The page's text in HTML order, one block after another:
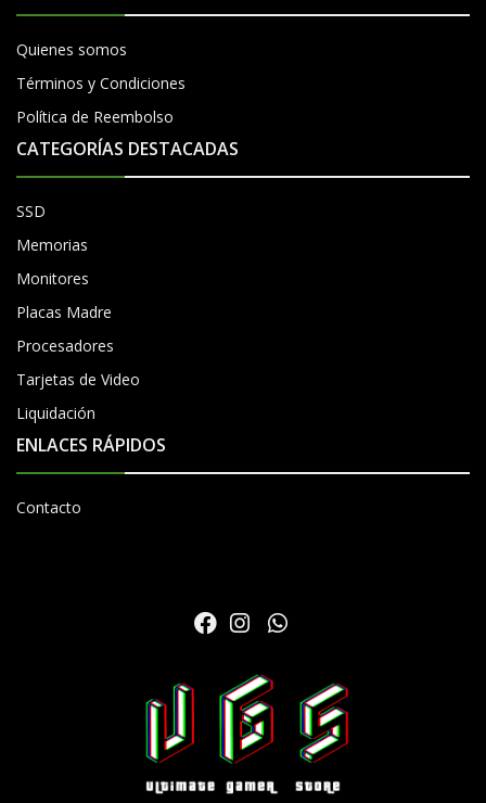
Quienes somos
Términos y Condiciones
Política de Reembolso
CATEGORÍAS DESTACADAS
SSD
Memorias
Monitores
Placas Madre
Procesadores
Tarjetas de Video
Liquidación
ENLACES RÁPIDOS
Contacto